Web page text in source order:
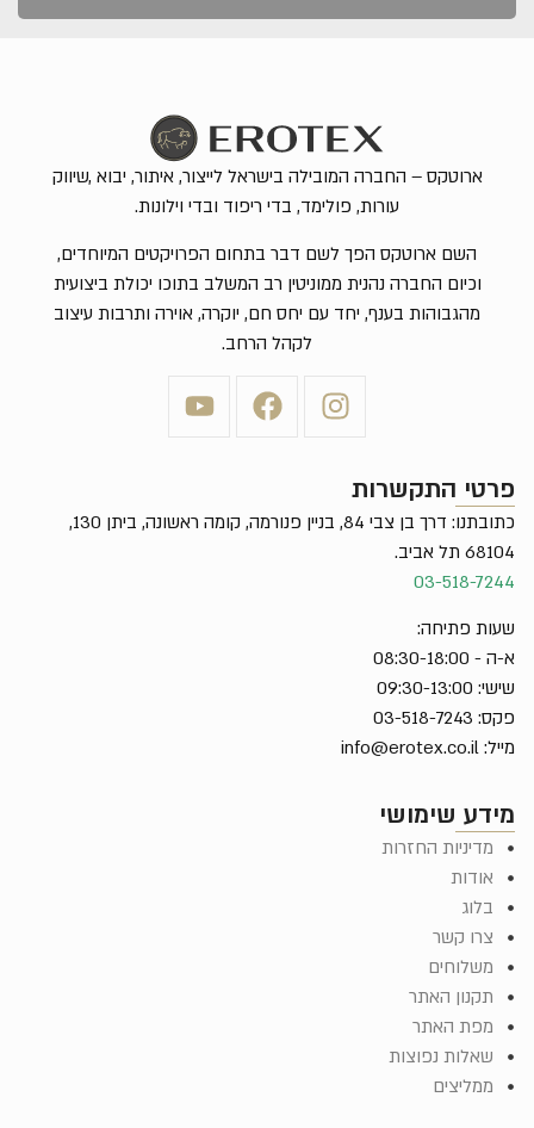
מידע שימושי
מדיניות החזרות
אודות
בלוג
צרו קשר
משלוחים
תקנון האתר
מפת האתר
שאלות נפוצות
ממליצים
פרטי התקשרות
כתובתנו: דרך בן צבי 84, בניין פנורמה, קומה ראשונה, ביתן 130,
68104 תל אביב.
03-518-7244
שעות פתיחה:
א-ה - 08:30-18:00
שישי: 09:30-13:00
פקס: 03-518-7243
מייל: info@erotex.co.il
ארוטקס – החברה המובילה בישראל לייצור, איתור, יבוא ,שיווק
עורות, פולימד, בדי ריפוד ובדי וילונות.
השם ארוטקס הפך לשם דבר בתחום הפרויקטים המיוחדים,
וכיום החברה נהנית ממוניטין רב המשלב בתוכו יכולת ביצועית
מהגבוהות בענף, יחד עם יחס חם, יוקרה, אוירה ותרבות עיצוב
לקהל הרחב.